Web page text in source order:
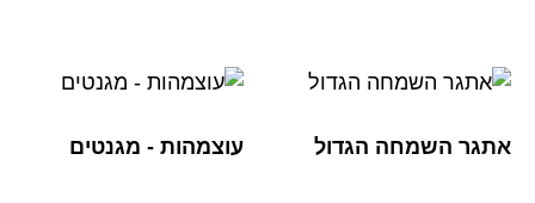
אתגר השמחה הגדול עוצמהות - מגנטים